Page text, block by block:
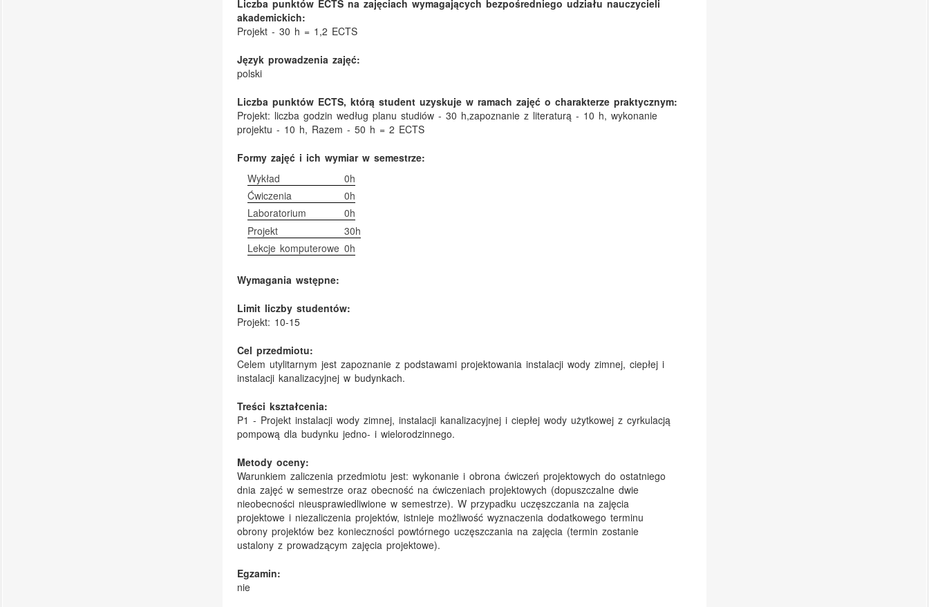
Liczba punktów ECTS na zajęciach wymagających bezpośredniego udziału nauczycieli
akademickich:
Projekt - 30 h = 1,2 ECTS
Język prowadzenia zajęć:
polski
Liczba punktów ECTS, którą student uzyskuje w ramach zajęć o charakterze praktycznym:
Projekt: liczba godzin według planu studiów - 30 h,zapoznanie z literaturą - 10 h, wykonanie
projektu - 10 h, Razem - 50 h = 2 ECTS
Formy zajęć i ich wymiar w semestrze:
Wykład
0h
Ćwiczenia
0h
Laboratorium
0h
Projekt
30h
Lekcje komputerowe 0h
Wymagania wstępne:
Limit liczby studentów:
Projekt: 10-15
Cel przedmiotu:
Celem utylitarnym jest zapoznanie z podstawami projektowania instalacji wody zimnej, ciepłej i
instalacji kanalizacyjnej w budynkach.
Treści kształcenia:
P1 - Projekt instalacji wody zimnej, instalacji kanalizacyjnej i ciepłej wody użytkowej z cyrkulacją
pompową dla budynku jedno- i wielorodzinnego.
Metody oceny:
Warunkiem zaliczenia przedmiotu jest: wykonanie i obrona ćwiczeń projektowych do ostatniego
dnia zajęć w semestrze oraz obecność na ćwiczeniach projektowych (dopuszczalne dwie
nieobecności nieusprawiedliwione w semestrze). W przypadku uczęszczania na zajęcia
projektowe i niezaliczenia projektów, istnieje możliwość wyznaczenia dodatkowego terminu
obrony projektów bez konieczności powtórnego uczęszczania na zajęcia (termin zostanie
ustalony z prowadzącym zajęcia projektowe).
Egzamin:
nie